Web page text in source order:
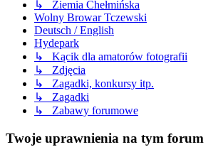
↳ Ziemia Chełmińska
Wolny Browar Tczewski
Deutsch / English
Hydepark
↳ Kącik dla amatorów fotografii
↳ Zdjęcia
↳ Zagadki, konkursy itp.
↳ Zagadki
↳ Zabawy forumowe
Twoje uprawnienia na tym forum